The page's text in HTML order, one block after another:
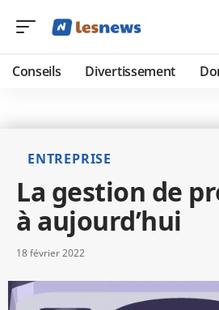
Conseils Divertissement
ENTREPRISE
La gestion de
à aujourd’hui
18 février 2022